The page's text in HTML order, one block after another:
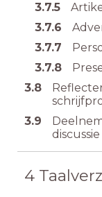
3.7.5
3.7.6
3.7.7
3.7.8
3.8
3.9
discussie
4